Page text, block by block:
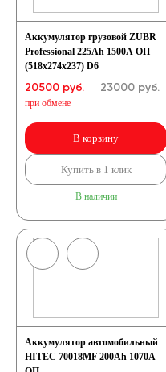
Аккумулятор грузовой ZUBR
Professional 225Ah 1500A ОП
(518x274x237) D6
20500 руб.
при обмене
23000руб.
В корзину
Купить в 1 клик
В наличии
Аккумулятор автомобильный
HITEC 70018MF 200Ah 1070A